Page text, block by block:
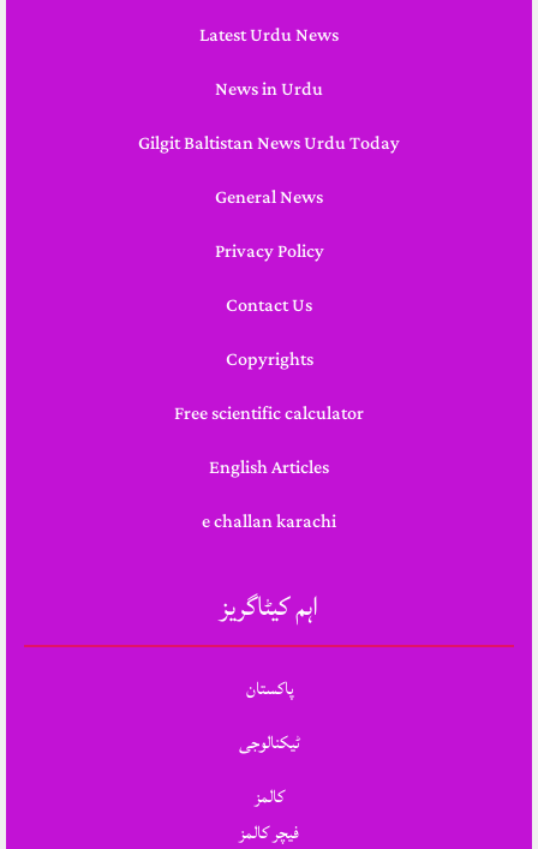
Latest Urdu News
News in Urdu
Gilgit Baltistan News Urdu Today
General News
Privacy Policy
Contact Us
Copyrights
Free scientific calculator
English Articles
e challan karachi
اہم کیٹاگریز
پاکستان
ٹیکنالوجی
کالمز
فیچر کالمز